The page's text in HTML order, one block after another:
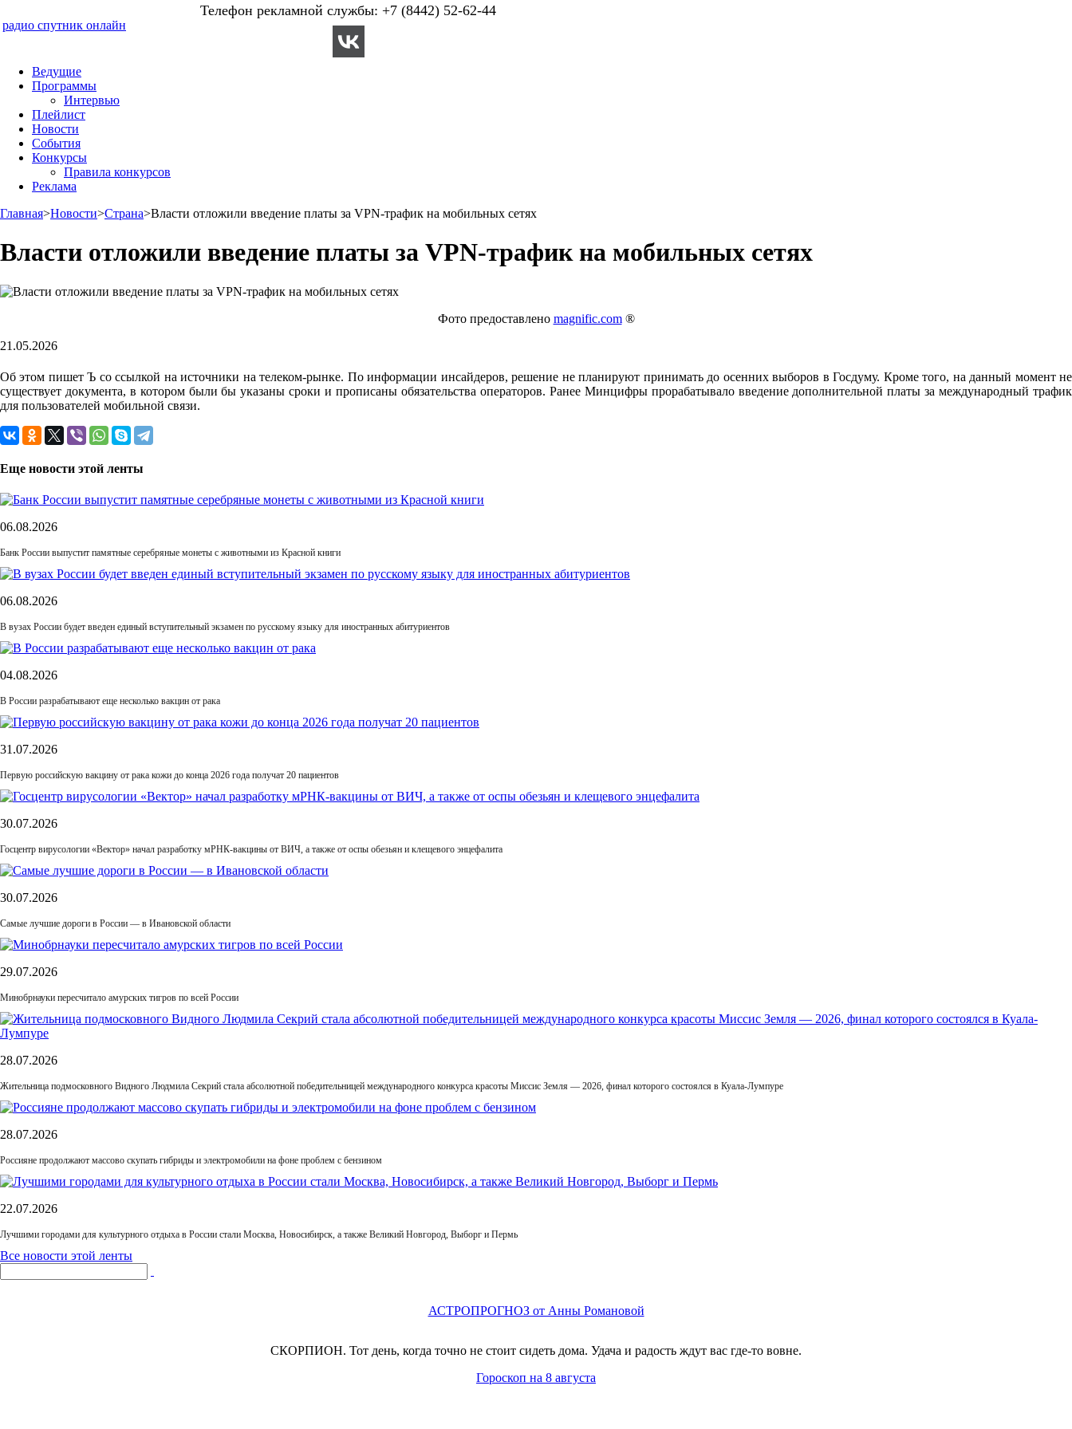
радио спутник онлайн
Телефон рекламной службы: +7 (8442) 52-62-44
Ведущие
Программы
Интервью
Плейлист
Новости
События
Конкурсы
Правила конкурсов
Реклама
Главная>Новости>Страна>Власти отложили введение платы за VPN-трафик на мобильных сетях
Власти отложили введение платы за VPN-трафик на мобильных сетях
Фото предоставлено magnific.com®
21.05.2026
Об этом пишет Ъ со ссылкой на источники на телеком-рынке. По информации инсайдеров, решение не планируют принимать до осенних выборов в Госдуму. Кроме того, на данный момент не
существует документа, в котором были бы указаны сроки и прописаны обязательства операторов. Ранее Минцифры прорабатывало введение дополнительной платы за международный трафик
для пользователей мобильной связи.
Еще новости этой ленты
06.08.2026
Банк России выпустит памятные серебряные монеты с животными из Красной книги
06.08.2026
В вузах России будет введен единый вступительный экзамен по русскому языку для иностранных абитуриентов
04.08.2026
В России разрабатывают еще несколько вакцин от рака
31.07.2026
Первую российскую вакцину от рака кожи до конца 2026 года получат 20 пациентов
30.07.2026
Госцентр вирусологии «Вектор» начал разработку мРНК-вакцины от ВИЧ, а также от оспы обезьян и клещевого энцефалита
30.07.2026
Самые лучшие дороги в России — в Ивановской области
29.07.2026
Минобрнауки пересчитало амурских тигров по всей России
28.07.2026
Жительница подмосковного Видного Людмила Секрий стала абсолютной победительницей международного конкурса красоты Миссис Земля — 2026, финал которого состоялся в Куала-Лумпуре
28.07.2026
Россияне продолжают массово скупать гибриды и электромобили на фоне проблем с бензином
22.07.2026
Лучшими городами для культурного отдыха в России стали Москва, Новосибирск, а также Великий Новгород, Выборг и Пермь
Все новости этой ленты
АСТРОПРОГНОЗ от Анны Романовой
СКОРПИОН. Тот день, когда точно не стоит сидеть дома. Удача и радость ждут вас где-то вовне.
Гороскоп на 8 августа